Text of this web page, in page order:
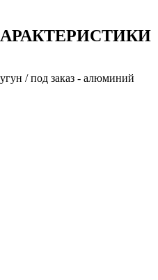
/ под заказ - алюминий